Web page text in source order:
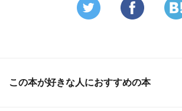
この本が好きな人におすすめの本